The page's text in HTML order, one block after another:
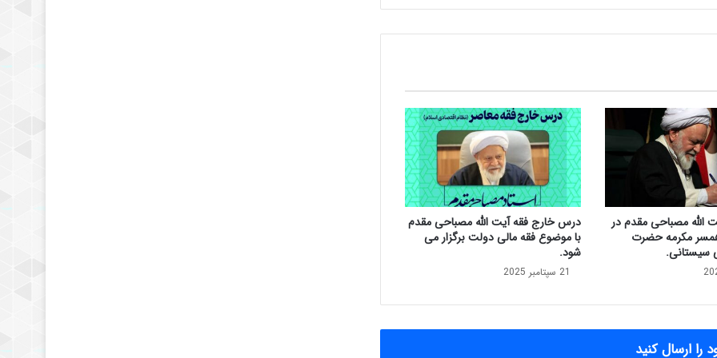
ل
ع
ه
م
ا
ل
ی
س
ل
ا
م
ر
ا
الله مصباحی مقدم در
مکرمه حضرت
سیستانی.
درس خارج فقه آیت الله مصباحی مقدم
با موضوع فقه مالی دولت برگزار می
شود.
21 سپتامبر 2025
را ارسال کنید